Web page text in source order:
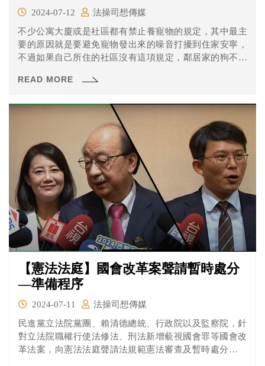
2024-07-12
法操司想傳媒
不少公寓大廈或是社區都有禁止養寵物的規定，其中最主
要的原因就是要避免寵物發出來的噪音打擾到住家安寧，
不過如果自己所住的社區沒有這項規定，鄰居家的狗不斷
音干擾甚至是賠償呢？
READ MORE
【憲法法庭】國會改革案聲請暫時處分
—準備程序
2024-07-11
法操司想傳媒
民進黨立法院黨團、賴清德總統、行政院以及監察院，針
對立法院職權行使法修法、刑法新增藐視國會罪等國會改
革法案，向憲法法庭聲請法規範憲法審查及暫時處分，憲